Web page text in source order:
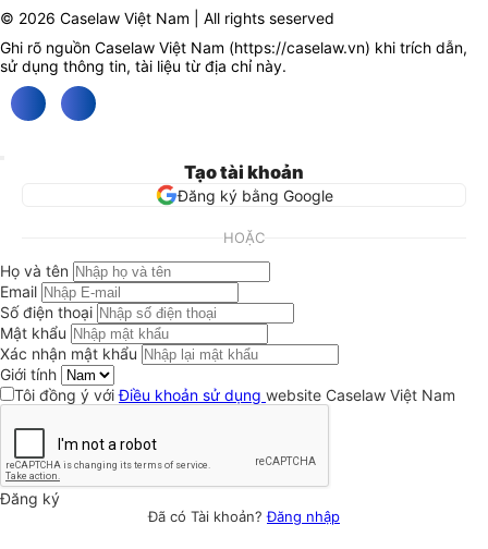
© 2026 Caselaw Việt Nam | All rights seserved
Ghi rõ nguồn Caselaw Việt Nam (https://caselaw.vn) khi trích dẫn,
sử dụng thông tin, tài liệu từ địa chỉ này.
Tạo tài khoản
Đăng ký bằng Google
HOẶC
Họ và tên
Email
Số điện thoại
Mật khẩu
Xác nhận mật khẩu
Giới tính
Tôi đồng ý vớiĐiều khoản sử dụng website Caselaw Việt Nam
Đăng ký
Đã có Tài khoản?Đăng nhập